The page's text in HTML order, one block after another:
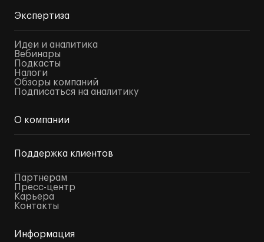
Экспертиза
Идеи и аналитика
Вебинары
Подкасты
Налоги
Обзоры компаний
Подписаться на аналитику
О компании
Поддержка клиентов
Партнерам
Пресс-центр
Карьера
Контакты
Информация